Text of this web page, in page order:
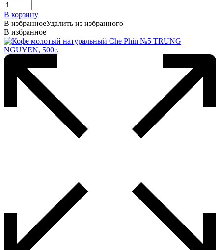
В корзину
В избранноеУдалить из избранного
В избранное